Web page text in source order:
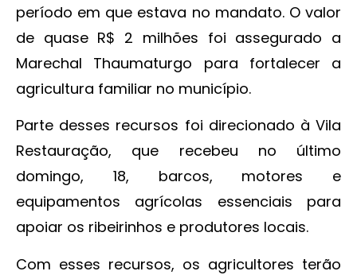
período em que estava no mandato. O valor
de quase R$ 2 milhões foi assegurado a
Marechal Thaumaturgo para fortalecer a
agricultura familiar no município.
Parte desses recursos foi direcionado à Vila
Restauração, que recebeu no último
domingo, 18, barcos, motores e
equipamentos agrícolas essenciais para
apoiar os ribeirinhos e produtores locais.
Com esses recursos, os agricultores terão